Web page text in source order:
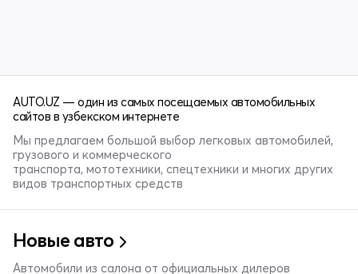
AUTO.UZ — один из самых посещаемых автомобильных
сайтов в узбекском интернете
Мы предлагаем большой выбор легковых автомобилей,
грузового и коммерческого
транспорта, мототехники, спецтехники и многих других
видов транспортных средств
Новые авто
Автомобили из салона от официальных дилеров